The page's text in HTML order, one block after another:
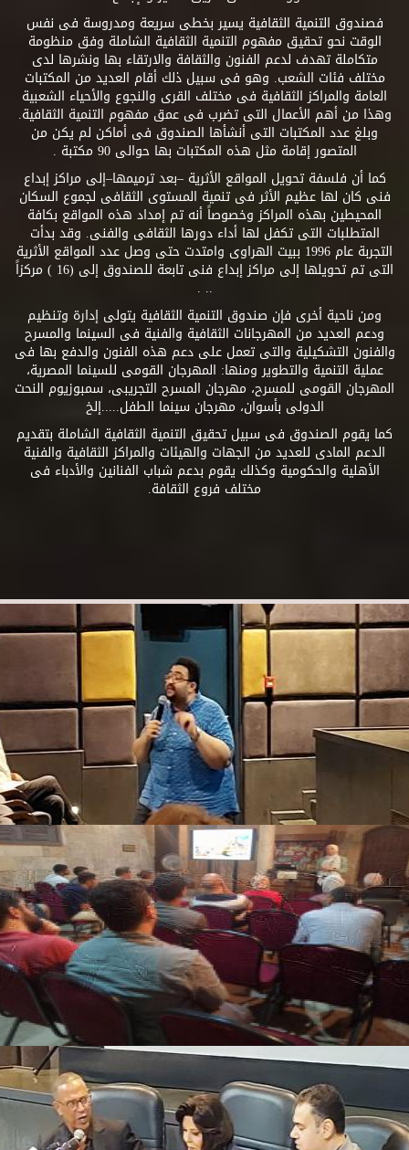
فصندوق التنمية الثقافية يسير بخطى سريعة ومدروسة فى نفس
الوقت نحو تحقيق مفهوم التنمية الثقافية الشاملة وفق منظومة
متكاملة تهدف لدعم الفنون والثقافة والارتقاء بها ونشرها لدى
مختلف فئات الشعب. وهو فى سبيل ذلك أقام العديد من المكتبات
العامة والمراكز الثقافية فى مختلف القرى والنجوع والأحياء الشعبية
وهذا من أهم الأعمال التى تضرب فى عمق مفهوم التنمية الثقافية.
وبلغ عدد المكتبات التى أنشأها الصندوق فى أماكن لم يكن من
المتصور إقامة مثل هذه المكتبات بها حوالى 90 مكتبة .
كما أن فلسفة تحويل المواقع الأثرية –بعد ترميمها–إلى مراكز إبداع
فنى كان لها عظيم الأثر فى تنمية المستوى الثقافى لجموع السكان
المحيطين بهذه المراكز وخصوصاً أنه تم إمداد هذه المواقع بكافة
المتطلبات التى تكفل لها أداء دورها الثقافى والفنى. وقد بدأت
التجربة عام 1996 ببيت الهراوى وامتدت حتى وصل عدد المواقع الأثرية
التى تم تحويلها إلى مراكز إبداع فنى تابعة للصندوق إلى (16 ) مركزاً
.. .
ومن ناحية أخرى فإن صندوق التنمية الثقافية يتولى إدارة وتنظيم
ودعم العديد من المهرجانات الثقافية والفنية فى السينما والمسرح
والفنون التشكيلية والتى تعمل على دعم هذه الفنون والدفع بها فى
عملية التنمية والتطوير ومنها: المهرجان القومى للسينما المصرية،
المهرجان القومى للمسرح، مهرجان المسرح التجريبى، سمبوزيوم النحت
الدولى بأسوان، مهرجان سينما الطفل.....إلخ
كما يقوم الصندوق فى سبيل تحقيق التنمية الثقافية الشاملة بتقديم
الدعم المادى للعديد من الجهات والهيئات والمراكز الثقافية والفنية
الأهلية والحكومية وكذلك يقوم بدعم شباب الفنانين والأدباء فى
مختلف فروع الثقافة.